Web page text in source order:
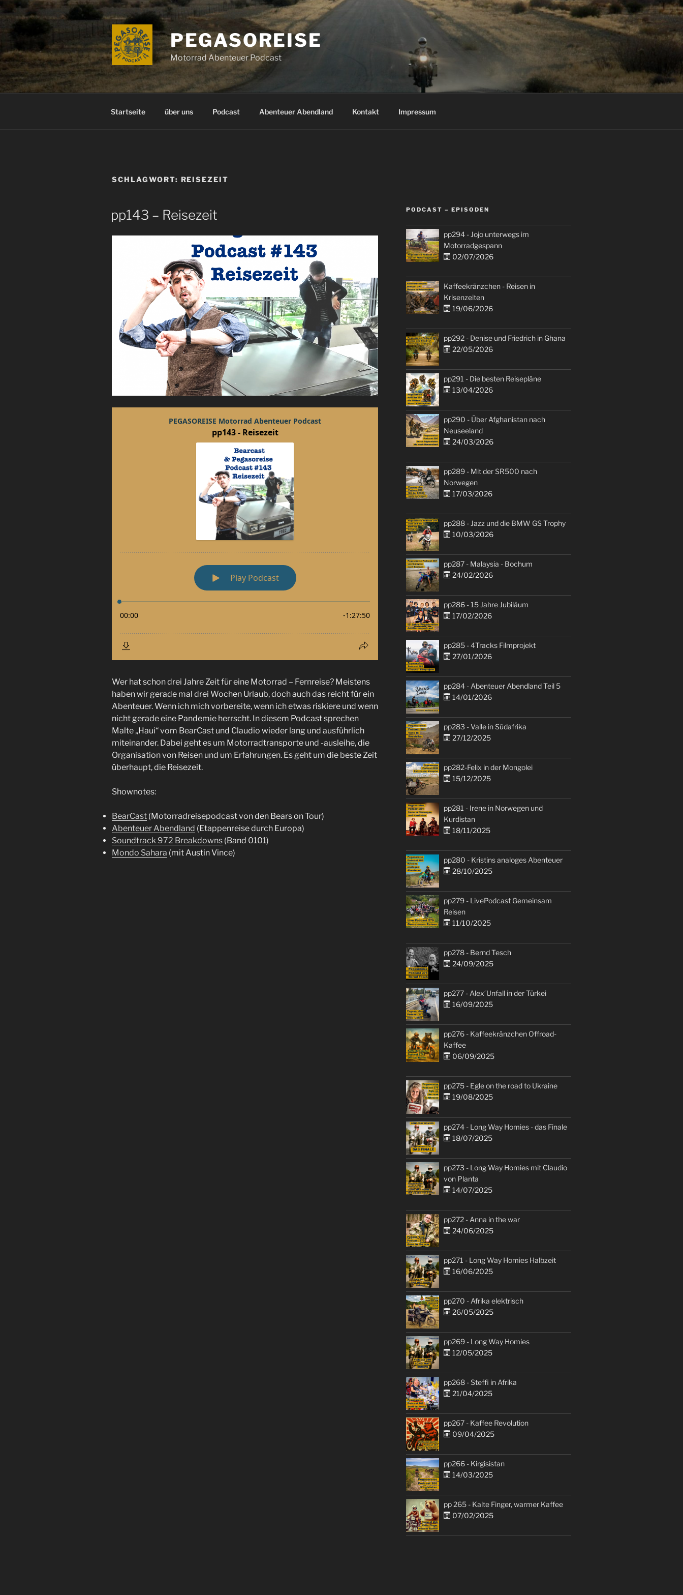
Zum
Inhalt
springen
PEGASOREISE
Motorrad Abenteuer Podcast
Startseite über uns Podcast Abenteuer Abendland Kontakt Impressum
SCHLAGWORT: REISEZEIT
pp143 – Reisezeit
Wer hat schon drei Jahre Zeit für eine Motorrad – Fernreise? Meistens
haben wir gerade mal drei Wochen Urlaub, doch auch das reicht für ein
Abenteuer. Wenn ich mich vorbereite, wenn ich etwas riskiere und wenn
nicht gerade eine Pandemie herrscht. In diesem Podcast sprechen
Malte „Haui“ vom BearCast und Claudio wieder lang und ausführlich
miteinander. Dabei geht es um Motorradtransporte und -ausleihe, die
Organisation von Reisen und um Erfahrungen. Es geht um die beste Zeit
überhaupt, die Reisezeit.
Shownotes:
BearCast (Motorradreisepodcast von den Bears on Tour)
Abenteuer Abendland (Etappenreise durch Europa)
Soundtrack 972 Breakdowns (Band 0101)
Mondo Sahara (mit Austin Vince)
PODCAST – EPISODEN
pp294 - Jojo unterwegs im
Motorradgespann
02/07/2026
Kaffeekränzchen - Reisen in
Krisenzeiten
19/06/2026
pp292 - Denise und Friedrich in Ghana
22/05/2026
pp291 - Die besten Reisepläne
13/04/2026
pp290 - Über Afghanistan nach
Neuseeland
24/03/2026
pp289 - Mit der SR500 nach
Norwegen
17/03/2026
pp288 - Jazz und die BMW GS Trophy
10/03/2026
pp287 - Malaysia - Bochum
24/02/2026
pp286 - 15 Jahre Jubiläum
17/02/2026
pp285 - 4Tracks Filmprojekt
27/01/2026
pp284 - Abenteuer Abendland Teil 5
14/01/2026
pp283 - Valle in Südafrika
27/12/2025
pp282-Felix in der Mongolei
15/12/2025
pp281 - Irene in Norwegen und
Kurdistan
18/11/2025
pp280 - Kristins analoges Abenteuer
28/10/2025
pp279 - LivePodcast Gemeinsam
Reisen
11/10/2025
pp278 - Bernd Tesch
24/09/2025
pp277 - Alex´Unfall in der Türkei
16/09/2025
pp276 - Kaffeekränzchen Offroad-
Kaffee
06/09/2025
pp275 - Egle on the road to Ukraine
19/08/2025
pp274 - Long Way Homies - das Finale
18/07/2025
pp273 - Long Way Homies mit Claudio
von Planta
14/07/2025
pp272 - Anna in the war
24/06/2025
pp271 - Long Way Homies Halbzeit
16/06/2025
pp270 - Afrika elektrisch
26/05/2025
pp269 - Long Way Homies
12/05/2025
pp268 - Steffi in Afrika
21/04/2025
pp267 - Kaffee Revolution
09/04/2025
pp266 - Kirgisistan
14/03/2025
pp 265 - Kalte Finger, warmer Kaffee
07/02/2025